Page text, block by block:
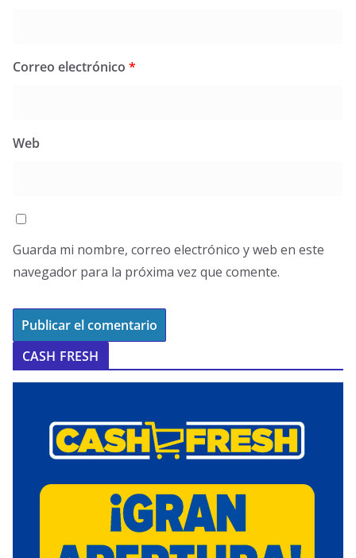
Correo electrónico *
Web
Guarda mi nombre, correo electrónico y web en este
navegador para la próxima vez que comente.
CASH FRESH